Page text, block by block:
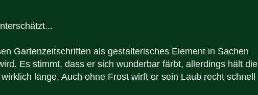
Gartenzeitschriften als gestalterisches Element in Sachen
Es stimmt, dass er sich wunderbar färbt, allerdings hält die
lange. Auch ohne Frost wirft er sein Laub recht schnell